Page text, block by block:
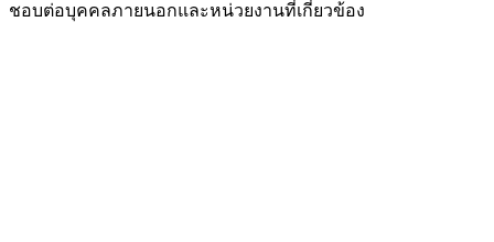
ชอบต่อบุคคลภายนอกและหน่วยงานที่เกี่ยวข้อง